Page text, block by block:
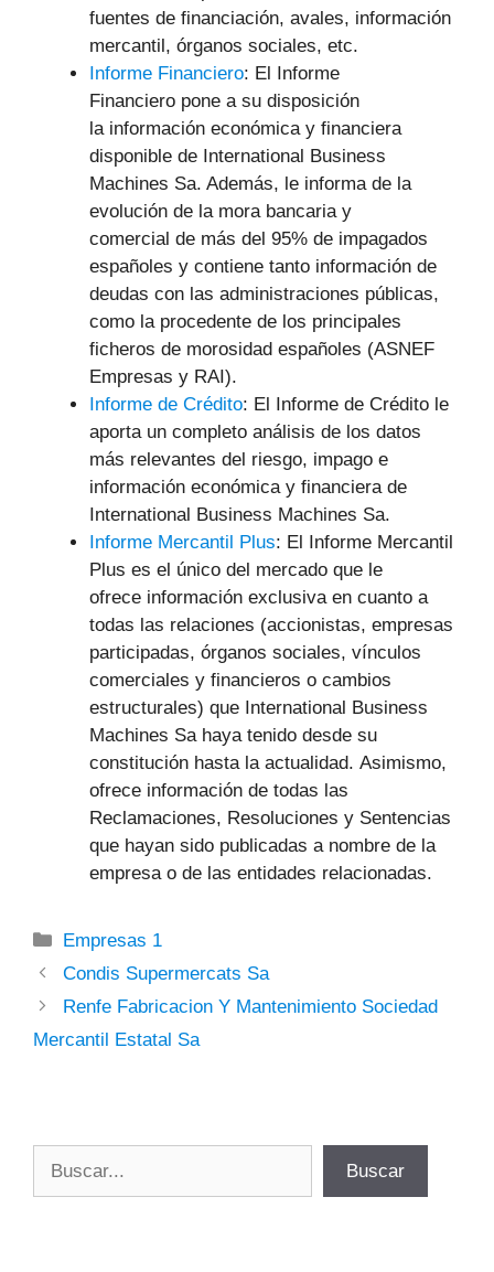
fuentes de financiación, avales, información
mercantil, órganos sociales, etc.
Informe Financiero: El Informe
Financiero pone a su disposición
la información económica y financiera
disponible de International Business
Machines Sa. Además, le informa de la
evolución de la mora bancaria y
comercial de más del 95% de impagados
españoles y contiene tanto información de
deudas con las administraciones públicas,
como la procedente de los principales
ficheros de morosidad españoles (ASNEF
Empresas y RAI).
Informe de Crédito: El Informe de Crédito le
aporta un completo análisis de los datos
más relevantes del riesgo, impago e
información económica y financiera de
International Business Machines Sa.
Informe Mercantil Plus: El Informe Mercantil
Plus es el único del mercado que le
ofrece información exclusiva en cuanto a
todas las relaciones (accionistas, empresas
participadas, órganos sociales, vínculos
comerciales y financieros o cambios
estructurales) que International Business
Machines Sa haya tenido desde su
constitución hasta la actualidad. Asimismo,
ofrece información de todas las
Reclamaciones, Resoluciones y Sentencias
que hayan sido publicadas a nombre de la
empresa o de las entidades relacionadas.
Categorías
Empresas 1
Condis Supermercats Sa
Renfe Fabricacion Y Mantenimiento Sociedad
Mercantil Estatal Sa
Buscar